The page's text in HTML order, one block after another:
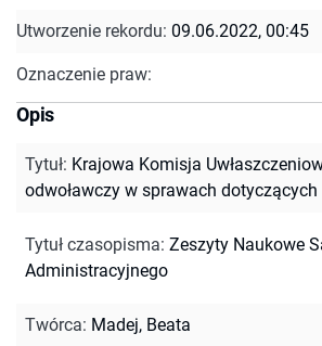
Utworzenie rekordu: 09.06.2022, 00:45
Oznaczenie praw:
Opis
Tytuł: Krajowa Komisja
odwoławczy w sprawach
Tytuł czasopisma: Zeszyty Naukowe
Administracyjnego
Twórca: Madej, Beata